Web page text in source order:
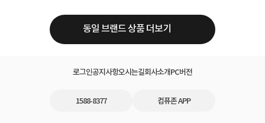
동일 브랜드 상품 더보기
로그인공지사항오시는길회사소개PC버전
1588-8377 컴퓨존 APP